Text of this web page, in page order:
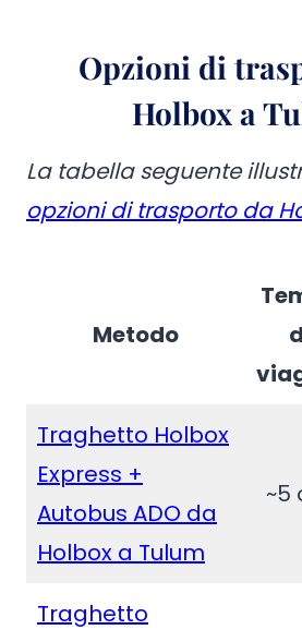
Opzioni di
Holbox a
La tabella seguente
opzioni di trasporto da
Metodo
Traghetto Holbox
Express +
Autobus ADO da
Holbox a Tulum
~5
Traghetto